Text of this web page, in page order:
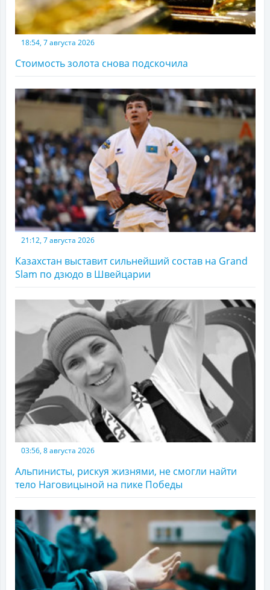
18:54, 7 августа 2026
Стоимость золота снова подскочила
21:12, 7 августа 2026
Казахстан выставит сильнейший состав на Grand
Slam по дзюдо в Швейцарии
03:56, 8 августа 2026
Альпинисты, рискуя жизнями, не смогли найти
тело Наговицыной на пике Победы